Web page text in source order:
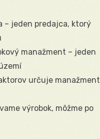
jeden predajca, ktorý
manažment – jeden
určuje manažment
výrobok, môžme po